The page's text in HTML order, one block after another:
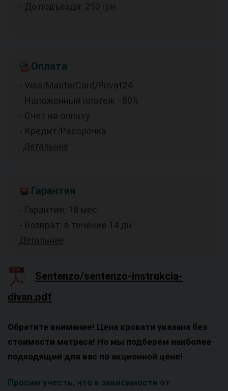
- До подъезда: 250 грн
Оплата
- Visa/MasterCard/Privat24
- Наложенный платеж - 80%
- Счет на оплату
- Кредит/Рассрочка
Детальнее
Гарантия
- Гарантия: 18 мес
- Возврат: в течение 14 дн
Детальнее
Sentenzo/sentenzo-instrukcia-
divan.pdf
Обратите внимание! Цена кровати указана без
стоимости матраса! Но мы подберем наиболее
подходящий для вас по акционной цене!
Просим учесть, что в зависимости от